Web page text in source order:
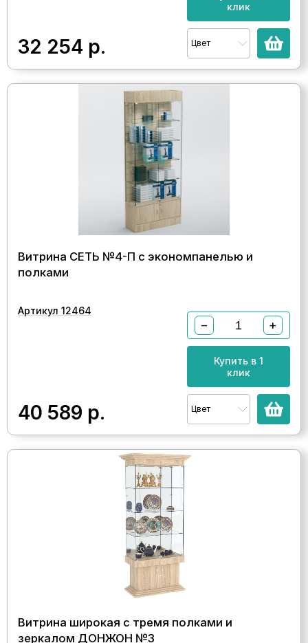
32 254 р.
клик
Цвет
Витрина СЕТЬ №4-П с экономпанелью и
полками
Артикул 12464
40 589 р.
− +
Купить в 1
клик
Цвет
Витрина широкая с тремя полками и
зеркалом ДОНЖОН №3